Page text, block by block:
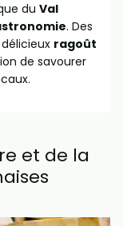
du Val
. Des
ragoût
de savourer
et de la